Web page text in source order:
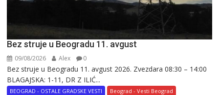
Bez struje u Beogradu 11. avgust
09/08/2026 Alex 0
Bez struje u Beogradu 11. avgust 2026. Zvezdara 08:30 – 14:00
BLAGAJSKA: 1-11, DR Z ILIĆ...
BEOGRAD - OSTALE GRADSKE VESTI
Beograd - Vesti Beograd